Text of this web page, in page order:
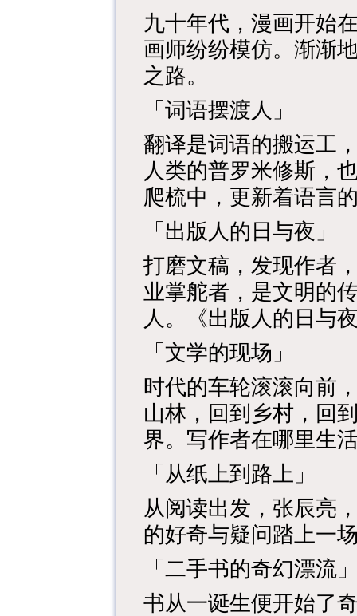
九十年代，漫画开始
画师纷纷模仿。渐渐
之路。
「词语摆渡人」
翻译是词语的搬运工
人类的普罗米修斯，
爬梳中，更新着语言
「出版人的日与夜」
打磨文稿，发现作者
业掌舵者，是文明的
人。《出版人的日与
「文学的现场」
时代的车轮滚滚向前
山林，回到乡村，回
界。写作者在哪里生
「从纸上到路上」
从阅读出发，张辰亮
的好奇与疑问踏上一
「二手书的奇幻漂流
书从一诞生便开始了